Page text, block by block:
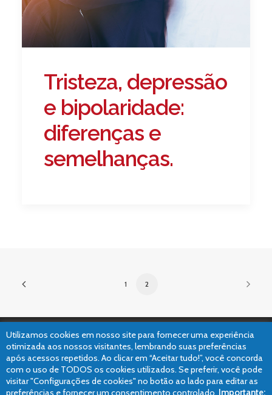
Tristeza, depressão
e bipolaridade:
diferenças e
semelhanças.
1 2
©2019 Dr. Leonardo Palmeira – Médico Psiquiatra // Elaborado com
pela
Claris Interativa.
Utilizamos cookies em nosso site para fornecer uma experiência
otimizada aos nossos visitantes, lembrando suas preferências
após acessos repetidos. Ao clicar em “Aceitar tudo!”, você concorda
com o uso de TODOS os cookies utilizados. Se preferir, você pode
visitar "Configurações de cookies" no botão ao lado para editar as
preferências e fornecer um consentimento controlado. Importante: